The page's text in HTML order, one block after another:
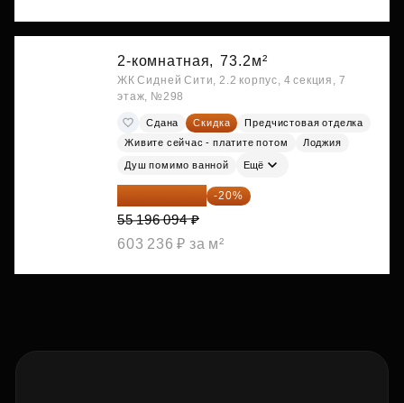
2-комнатная, 73.2м²
ЖК Сидней Сити, 2.2 корпус, 4 секция, 7
этаж, №298
Сдана Скидка
Предчистовая отделка
Живите сейчас - платите потом
Лоджия
Душ помимо ванной Ещё
44 156 875 ₽ -20%
55 196 094 ₽
603 236 ₽ за м²